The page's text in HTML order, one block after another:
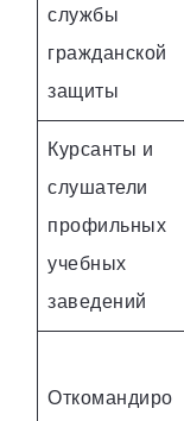
службы
гражданской
защиты
Курсанты и
слушатели
профильных
учебных
заведений
Откомандиро